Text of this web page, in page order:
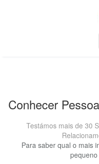
Conhecer
Testámos mais de 30
Para saber qual o mais